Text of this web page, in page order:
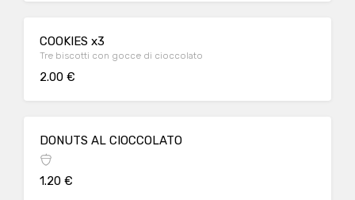
COOKIES x3
Tre biscotti con gocce di cioccolato
2.00 €
DONUTS AL CIOCCOLATO
1.20 €